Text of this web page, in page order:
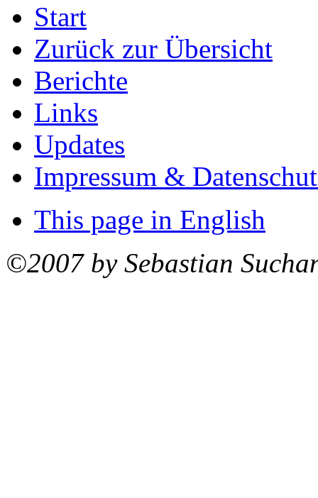
Start
Zurück zur Übersicht
Berichte
Links
Updates
Impressum &
This page in English
©2007 by Sebastian